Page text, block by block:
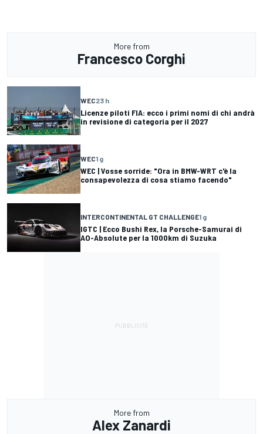
More from
Francesco Corghi
WEC23 h
Licenze piloti FIA: ecco i primi nomi di chi andrà
in revisione di categoria per il 2027
WEC1 g
WEC | Vosse sorride: "Ora in BMW-WRT c'è la
consapevolezza di cosa stiamo facendo"
INTERCONTINENTAL GT CHALLENGE1 g
IGTC | Ecco Bushi Rex, la Porsche-Samurai di
AO-Absolute per la 1000km di Suzuka
More from
Alex Zanardi